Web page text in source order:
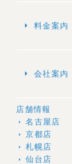
arrow_right 料金案内
arrow_right 会社案内
店舗情報
arrow_right 名古屋店
arrow_right 京都店
arrow_right 札幌店
arrow_right 仙台店